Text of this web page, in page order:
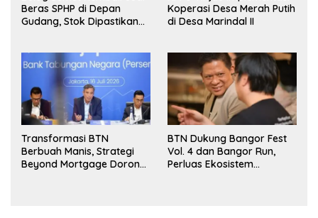
Beras SPHP di Depan
Gudang, Stok Dipastikan
Koperasi Desa Merah Putih
di Desa Marindal II
Transformasi BTN
Berbuah Manis, Strategi
Beyond Mortgage Dorong
BTN Dukung Bangor Fest
Vol. 4 dan Bangor Run,
Perluas Ekosistem